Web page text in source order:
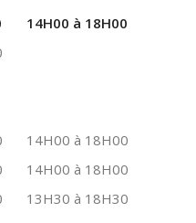
14H00 à 18H00
14H00 à 18H00
14H00 à 18H00
13H30 à 18H30